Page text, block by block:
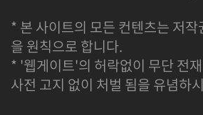
* 본 사이트의 모든 컨텐츠는 저
을 원칙으로 합니다.
* '웹게이트'의 허락없이 무단 전
사전 고지 없이 처벌 됨을 유념하